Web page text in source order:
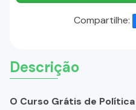
Compartilhe:
Descrição
O Curso Grátis de